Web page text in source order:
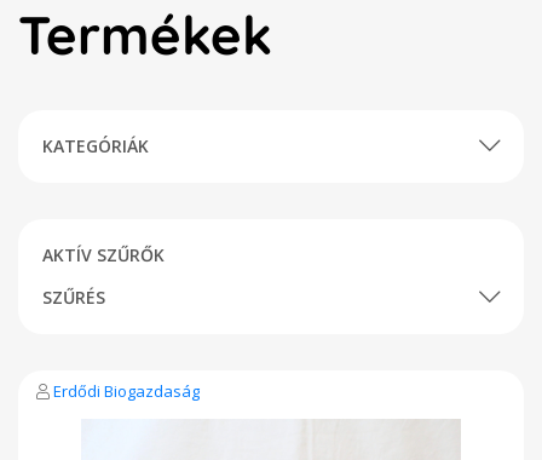
Termékek
KATEGÓRIÁK
AKTÍV SZŰRŐK
SZŰRÉS
Erdődi Biogazdaság